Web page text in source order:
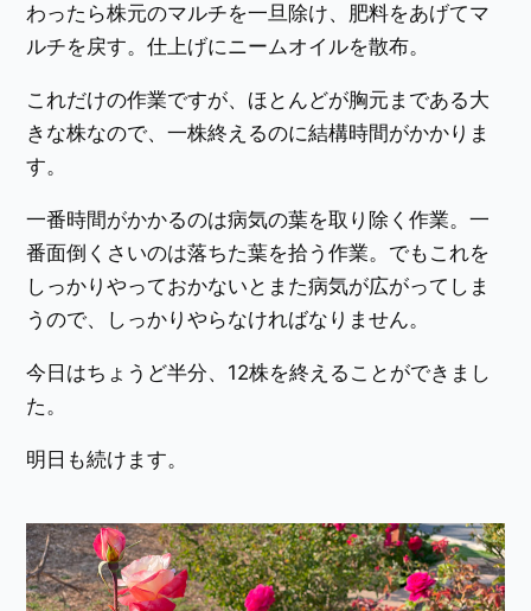
わったら株元のマルチを一旦除け、肥料をあげてマ
ルチを戻す。仕上げにニームオイルを散布。
これだけの作業ですが、ほとんどが胸元まである大
きな株なので、一株終えるのに結構時間がかかりま
す。
一番時間がかかるのは病気の葉を取り除く作業。一
番面倒くさいのは落ちた葉を拾う作業。でもこれを
しっかりやっておかないとまた病気が広がってしま
うので、しっかりやらなければなりません。
今日はちょうど半分、12株を終えることができまし
た。
明日も続けます。